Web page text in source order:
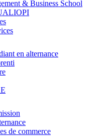
& Business School
en alternance
de commerce